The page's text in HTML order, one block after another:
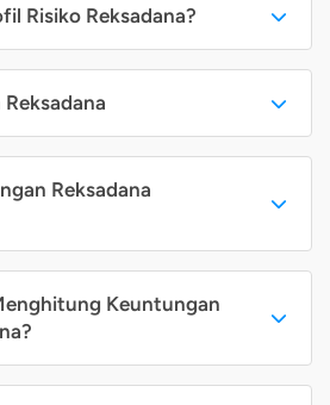
Risiko Reksadana?
Reksadana
Keuntungan